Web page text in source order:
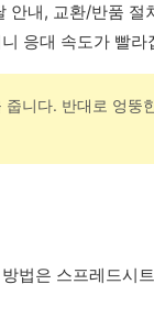
내, 교환/반품 절
응대 속도가 빨라
니다. 반대로 엉뚱
법은 스프레드시